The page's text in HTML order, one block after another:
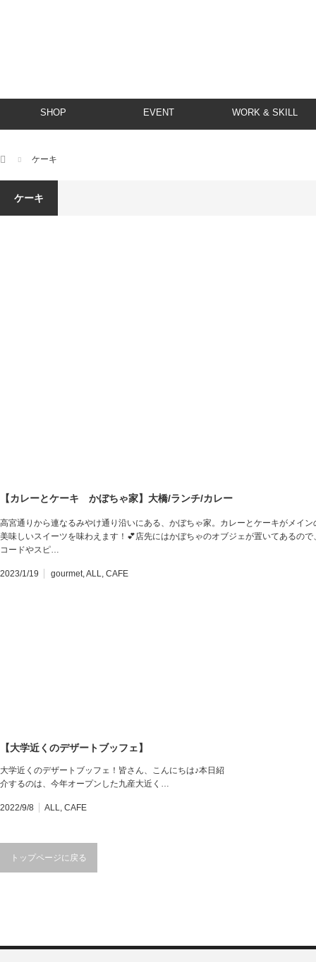
SHOP EVENT WORK & SKILL
ホーム ケーキ
ケーキ
【カレーとケーキ かぼちゃ家】大橋/ランチ/カレー
高宮通りから連なるみやけ通り沿いにある、かぼちゃ家。カレーとケーキがメイ
美味しいスイーツを味わえます！💕店先にはかぼちゃのオブジェが置いてあるの
コードやスピ…
2023/1/19 gourmet,ALL, CAFE
【大学近くのデザートブッフェ】
大学近くのデザートブッフェ！皆さん、こんにちは♪本日紹
介するのは、今年オープンした九産大近く…
2022/9/8 ALL, CAFE
トップページに戻る